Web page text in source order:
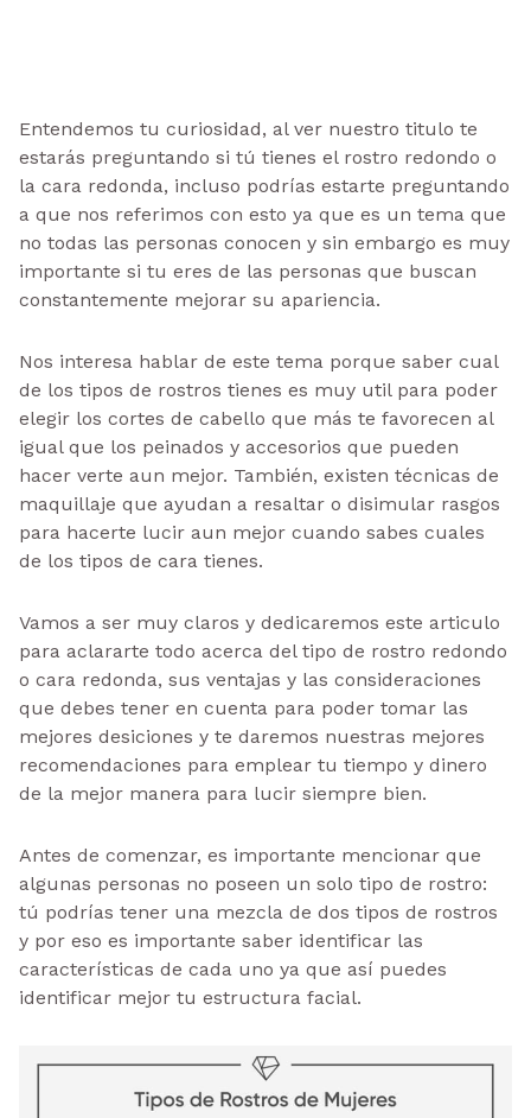
Entendemos tu curiosidad, al ver nuestro titulo te
estarás preguntando si tú tienes el rostro redondo o
la cara redonda, incluso podrías estarte preguntando
a que nos referimos con esto ya que es un tema que
no todas las personas conocen y sin embargo es muy
importante si tu eres de las personas que buscan
constantemente mejorar su apariencia.
Nos interesa hablar de este tema porque saber cual
de los tipos de rostros tienes es muy util para poder
elegir los cortes de cabello que más te favorecen al
igual que los peinados y accesorios que pueden
hacer verte aun mejor. También, existen técnicas de
maquillaje que ayudan a resaltar o disimular rasgos
para hacerte lucir aun mejor cuando sabes cuales
de los tipos de cara tienes.
Vamos a ser muy claros y dedicaremos este articulo
para aclararte todo acerca del tipo de rostro redondo
o cara redonda, sus ventajas y las consideraciones
que debes tener en cuenta para poder tomar las
mejores desiciones y te daremos nuestras mejores
recomendaciones para emplear tu tiempo y dinero
de la mejor manera para lucir siempre bien.
Antes de comenzar, es importante mencionar que
algunas personas no poseen un solo tipo de rostro:
tú podrías tener una mezcla de dos tipos de rostros
y por eso es importante saber identificar las
características de cada uno ya que así puedes
identificar mejor tu estructura facial.